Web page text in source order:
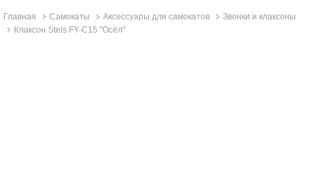
Главная Самокаты Аксессуары для самокатов
Звонки и клаксоны
Клаксон Stels FY-C15 "Осёл"